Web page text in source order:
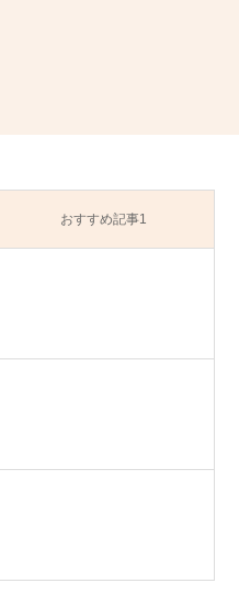
おすすめ記事1